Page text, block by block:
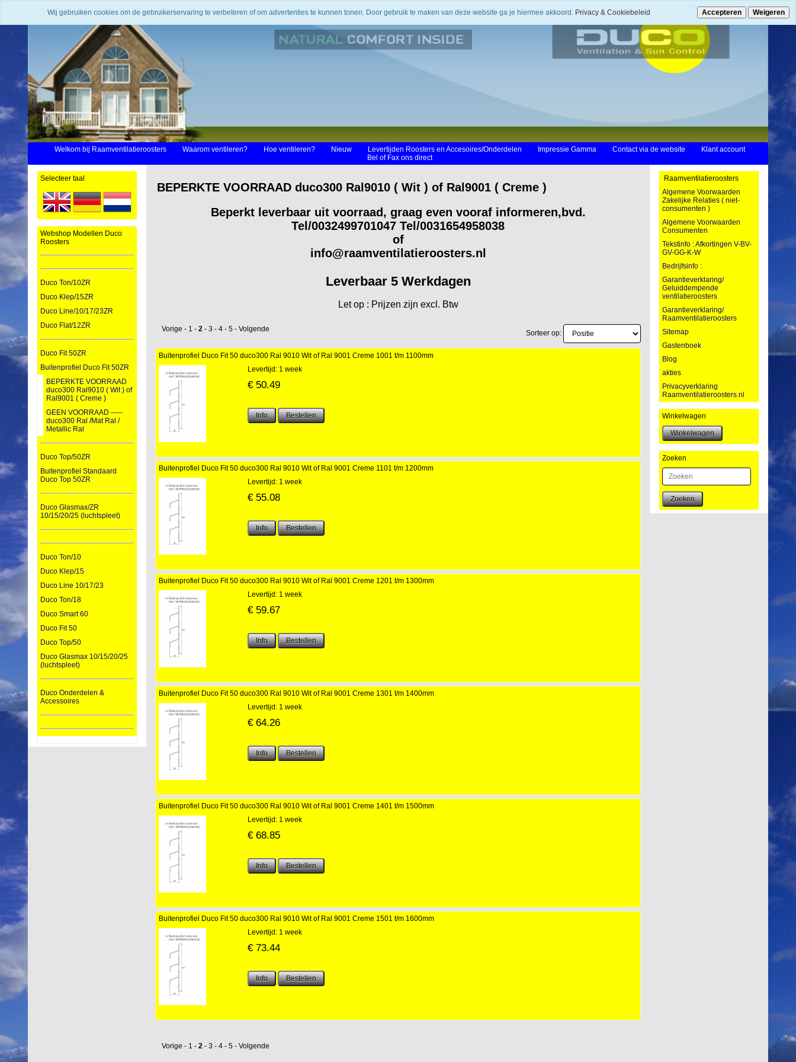
Welkom bij Raamventilatieroosters Waarom ventileren? Hoe ventileren? Nieuw Levertijden Roosters en Accesoires/Onderdelen Impressie Gamma Contact via de website
Klant account
Bel of Fax ons direct
Selecteer taal
Webshop Modellen Duco
Roosters
Duco Ton/10ZR
Duco Klep/15ZR
Duco Line/10/17/23ZR
Duco Flat/12ZR
Duco Fit 50ZR
Buitenprofiel Duco Fit 50ZR
BEPERKTE VOORRAAD
duco300 Ral9010 ( Wit ) of
Ral9001 ( Creme )
GEEN VOORRAAD -----
duco300 Ral /Mat Ral /
Metallic Ral
Duco Top/50ZR
Buitenprofiel Standaard
Duco Top 50ZR
Duco Glasmax/ZR
10/15/20/25 (luchtspleet)
Duco Ton/10
Duco Klep/15
Duco Line 10/17/23
Duco Ton/18
Duco Smart 60
Duco Fit 50
Duco Top/50
Duco Glasmax 10/15/20/25
(luchtspleet)
Duco Onderdelen &
Accessoires
BEPERKTE VOORRAAD duco300 Ral9010 ( Wit ) of Ral9001 ( Creme )
Beperkt leverbaar uit voorraad, graag even vooraf informeren,bvd.
Tel/0032499701047 Tel/0031654958038
of
info@raamventilatieroosters.nl
Leverbaar 5 Werkdagen
Let op : Prijzen zijn excl. Btw
Sorteer op:
Vorige - 1 - 2 - 3 - 4 - 5 - Volgende
Buitenprofiel Duco Fit 50 duco300 Ral 9010 Wit of Ral 9001 Creme 1001 t/m 1100mm
Levertijd: 1 week
€ 50.49
Buitenprofiel Duco Fit 50 duco300 Ral 9010 Wit of Ral 9001 Creme 1101 t/m 1200mm
Levertijd: 1 week
€ 55.08
Buitenprofiel Duco Fit 50 duco300 Ral 9010 Wit of Ral 9001 Creme 1201 t/m 1300mm
Levertijd: 1 week
€ 59.67
Buitenprofiel Duco Fit 50 duco300 Ral 9010 Wit of Ral 9001 Creme 1301 t/m 1400mm
Levertijd: 1 week
€ 64.26
Buitenprofiel Duco Fit 50 duco300 Ral 9010 Wit of Ral 9001 Creme 1401 t/m 1500mm
Levertijd: 1 week
€ 68.85
Buitenprofiel Duco Fit 50 duco300 Ral 9010 Wit of Ral 9001 Creme 1501 t/m 1600mm
Levertijd: 1 week
€ 73.44
Vorige - 1 - 2 - 3 - 4 - 5 - Volgende
Raamventilatieroosters
Algemene Voorwaarden
Zakelijke Relaties ( niet-
consumenten )
Algemene Voorwaarden
Consumenten
Tekstinfo : Afkortingen V-BV-
GV-GG-K-W
Bedrijfsinfo :
Garantieverklaring/
Geluiddempende
ventilatieroosters
Garantieverklaring/
Raamventilatieroosters
Sitemap
Gastenboek
Blog
akties
Privacyverklaring
Raamventilatieroosters.nl
Winkelwagen
Zoeken
Zoeken
Wij gebruiken cookies om de gebruikerservaring te verbeteren of om advertenties te kunnen tonen. Door gebruik te maken van deze website ga je hiermee akkoord. Privacy & Cookiebeleid Accepteren Weigeren